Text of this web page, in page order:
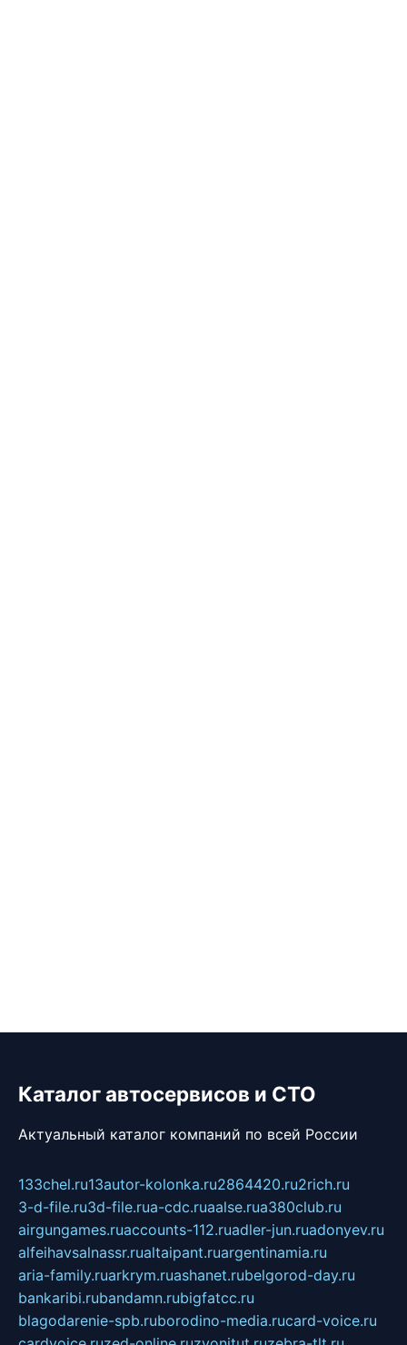
Каталог автосервисов и СТО
Актуальный каталог компаний по всей России
133chel.ru13autor-kolonka.ru2864420.ru2rich.ru
3-d-file.ru3d-file.rua-cdc.ruaalse.rua380club.ru
airgungames.ruaccounts-112.ruadler-jun.ruadonyev.ru
alfeihavsalnassr.rualtaipant.ruargentinamia.ru
aria-family.ruarkrym.ruashanet.rubelgorod-day.ru
bankaribi.rubandamn.rubigfatcc.ru
blagodarenie-spb.ruborodino-media.rucard-voice.ru